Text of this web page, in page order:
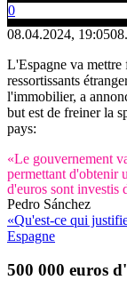
0
08.04.2024, 19:05
L'Espagne va mettre
ressortissants
l'immobilier, a
but est de freiner la
pays:
«Le gouvernement
permettant d'obtenir
d'euros sont investis
Pedro Sánchez
«Qu'est-ce qui
Espagne
500 000 euros